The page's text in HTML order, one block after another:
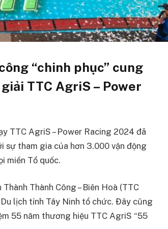
“chinh phục” cung
TTC AgriS – Power
TTC AgriS – Power Racing 2024 đã
sự tham gia của hơn 3.000 vận động
miền Tổ quốc.
Thành Công – Biên Hoà (TTC
lịch tỉnh Tây Ninh tổ chức. Đây cũng
55 năm thương hiệu TTC AgriS “55